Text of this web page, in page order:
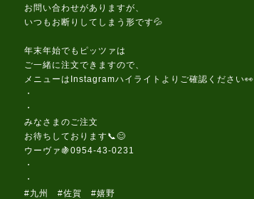
お問い合わせがありますが、
いつもお断りしてしまう形です💦
年末年始でもピッツァは
ご一緒に注文できますので、
メニューはInstagramハイライトよりご確認ください👀
・
・
みなさまのご注文
お待ちしております📞😊
ウーヴァ🍇0954-43-0231
・
・
#九州 #佐賀 #嬉野